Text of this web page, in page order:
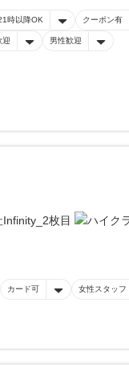
時以降OK クーポン有
迎 男性歓迎
カード可 女性スタッフ